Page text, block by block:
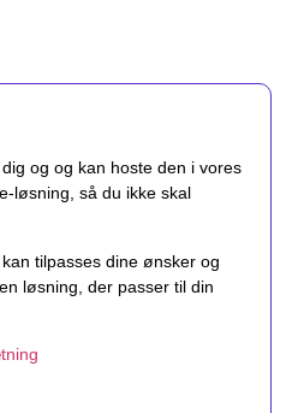
og og kan hoste den i vores
løsning, så du ikke skal
tilpasses dine ønsker og
løsning, der passer til din